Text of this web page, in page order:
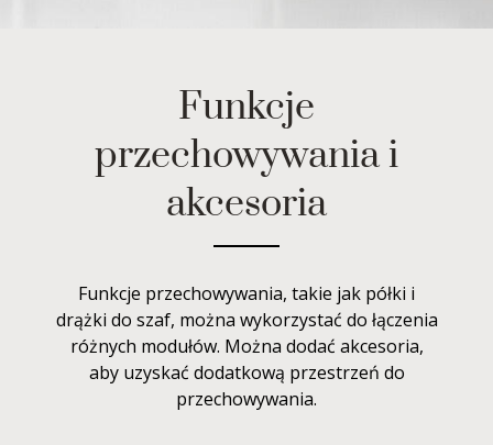
Funkcje
przechowywania i
akcesoria
Funkcje przechowywania, takie jak półki i
drążki do szaf, można wykorzystać do łączenia
różnych modułów. Można dodać akcesoria,
aby uzyskać dodatkową przestrzeń do
przechowywania.